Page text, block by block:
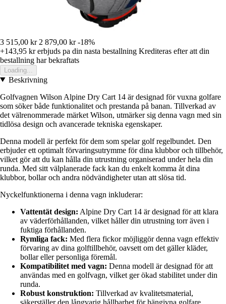
3 515,00 kr 2 879,00 kr -18%
+143,95 krerbjuds pa din nasta bestallning Krediteras efter att din
bestallning har bekraftats
Loading...
Beskrivning
Golfvagnen Wilson Alpine Dry Cart 14 är designad för vuxna golfare
som söker både funktionalitet och prestanda på banan. Tillverkad av
det välrenommerade märket Wilson, utmärker sig denna vagn med sin
tidlösa design och avancerade tekniska egenskaper.
Denna modell är perfekt för dem som spelar golf regelbundet. Den
erbjuder ett optimalt förvaringsutrymme för dina klubbor och tillbehör,
vilket gör att du kan hålla din utrustning organiserad under hela din
runda. Med sitt välplanerade fack kan du enkelt komma åt dina
klubbor, bollar och andra nödvändigheter utan att slösa tid.
Nyckelfunktionerna i denna vagn inkluderar:
Vattentät design: Alpine Dry Cart 14 är designad för att klara
av väderförhållanden, vilket håller din utrustning torr även i
fuktiga förhållanden.
Rymliga fack: Med flera fickor möjliggör denna vagn effektiv
förvaring av dina golftillbehör, oavsett om det gäller kläder,
bollar eller personliga föremål.
Kompatibilitet med vagn: Denna modell är designad för att
användas med en golfvagn, vilket ger ökad stabilitet under din
runda.
Robust konstruktion: Tillverkad av kvalitetsmaterial,
säkerställer den långvarig hållbarhet för hängivna golfare.